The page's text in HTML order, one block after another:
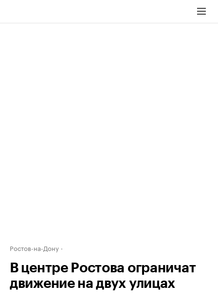
Ростов-на-Дону
В центре Ростова ограничат
движение на двух улицах